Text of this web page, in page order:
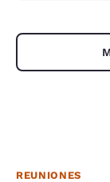
REUNIONES